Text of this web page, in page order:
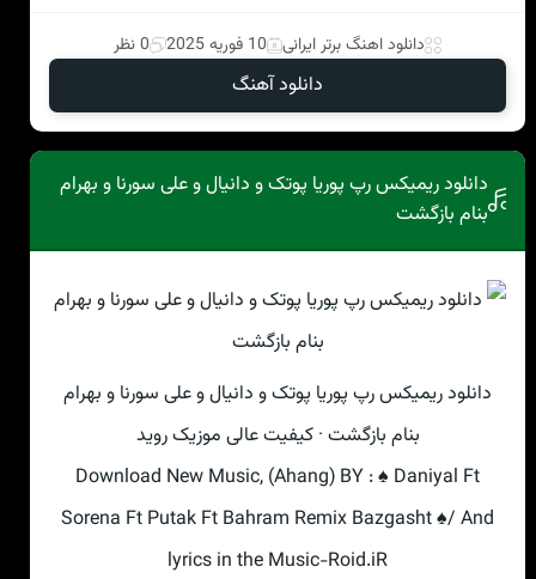
دانلود اهنگ برتر ایرانی 10 فوریه 2025 0 نظر
دانلود آهنگ
دانلود ریمیکس رپ پوریا پوتک و دانیال و علی سورنا و بهرام
بنام بازگشت
دانلود ریمیکس رپ پوریا پوتک و دانیال و علی سورنا و بهرام
بنام بازگشت · کیفیت عالی موزیک روید
Download New Music, (Ahang) BY : ♠ Daniyal Ft
Sorena Ft Putak Ft Bahram Remix Bazgasht ♠/ And
lyrics in the Music-Roid.iR